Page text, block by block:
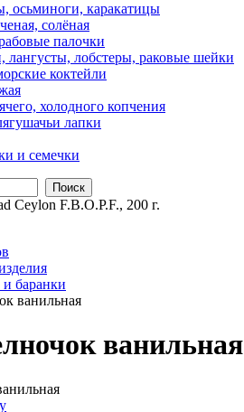
осьминоги, каракатицы
солёная
палочки
лангусты, лобстеры, раковые шейки
коктейли
холодного копчения
лапки
и семечки
Поиск
Ceylon F.B.O.P.F., 200 г.
баранки
ванильная
ванильная